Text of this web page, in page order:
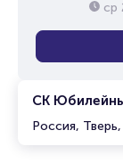
СК
Россия,
ср